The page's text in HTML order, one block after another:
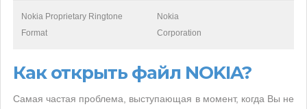
Nokia Proprietary Ringtone
Format
Nokia
Corporation
Как открыть файл NOKIA?
Самая частая проблема, выступающая в момент, когда Вы не